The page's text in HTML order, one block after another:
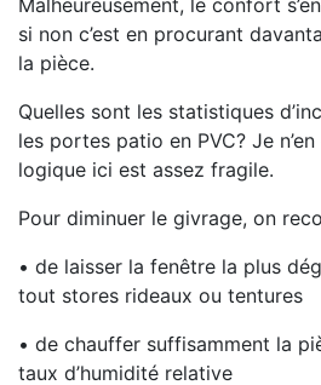
Malheureusement, le confort
si non c’est en procurant
la pièce.
Quelles sont les statistiques
les portes patio en PVC? Je
logique ici est assez fragile.
Pour diminuer le givrage, on
• de laisser la fenêtre la plus
tout stores rideaux ou tentures
• de chauffer suffisamment la
taux d’humidité relative